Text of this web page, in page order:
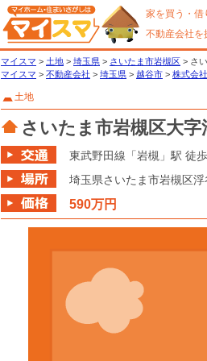
家を買う・借
不動産会社を
マイスマ > 土地 > 埼玉県 > さいたま市岩槻区 > さ
マイスマ > 不動産会社 > 埼玉県 > 越谷市 > 株式会
土地
さいたま市岩槻区大
東武野田線「岩槻」駅 徒
埼玉県さいたま市岩槻区浮
590万円